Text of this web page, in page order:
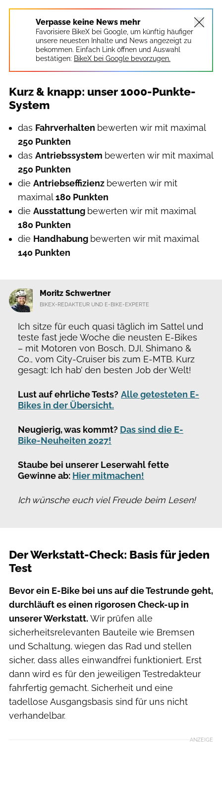
Verpasse keine News mehr
Favorisiere BikeX bei Google, um künftig häufiger
unsere neuesten Inhalte und News angezeigt zu
bekommen. Einfach Link öffnen und Auswahl
bestätigen: BikeX bei Google bevorzugen.
Kurz & knapp: unser 1000-Punkte-
System
das Fahrverhalten bewerten wir mit maximal
250 Punkten
das Antriebssystem bewerten wir mit maximal
250 Punkten
die Antriebseffizienz bewerten wir mit
maximal180 Punkten
die Ausstattung bewerten wir mit maximal
180 Punkten
die Handhabung bewerten wir mit maximal
140 Punkten
Moritz Schwertner
BIKEX-REDAKTEUR UND E-BIKE-EXPERTE
Ich sitze für euch quasi täglich im Sattel und
teste fast jede Woche die neusten E-Bikes
– mit Motoren von Bosch, DJI, Shimano &
Co., vom City-Cruiser bis zum E-MTB. Kurz
gesagt: Ich hab’ den besten Job der Welt!
Lust auf ehrliche Tests? Alle getesteten E-
Bikes in der Übersicht.
Neugierig, was kommt? Das sind die E-
Bike-Neuheiten 2027!
Staube bei unserer Leserwahl fette
Gewinne ab: Hier mitmachen!
Ich wünsche euch viel Freude beim Lesen!
Der Werkstatt-Check: Basis für jeden
Test
Bevor ein E-Bike bei uns auf die Testrunde geht,
durchläuft es einen rigorosen Check-up in
unserer Werkstatt. Wir prüfen alle
sicherheitsrelevanten Bauteile wie Bremsen
und Schaltung, wiegen das Rad und stellen
sicher, dass alles einwandfrei funktioniert. Erst
dann wird es für den jeweiligen Testredakteur
fahrfertig gemacht. Sicherheit und eine
tadellose Ausgangsbasis sind für uns nicht
verhandelbar.
ANZEIGE